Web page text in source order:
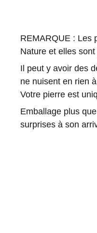
REMARQUE : Les
Nature et elles
Il peut y avoir des
ne nuisent en rien
Votre pierre est
Emballage plus
surprises à son